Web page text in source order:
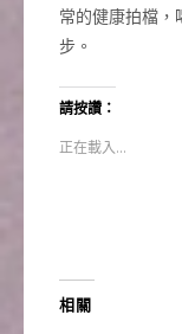
常的健康拍檔，
步。
請按讚：
正在載入...
相關